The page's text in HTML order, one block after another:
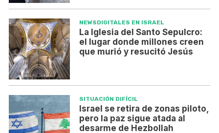
NEWSDIGITALES EN ISRAEL
La Iglesia del Santo Sepulcro:
el lugar donde millones creen
que murió y resucitó Jesús
SITUACIÓN DIFÍCIL
Israel se retira de zonas piloto,
pero la paz sigue atada al
desarme de Hezbollah